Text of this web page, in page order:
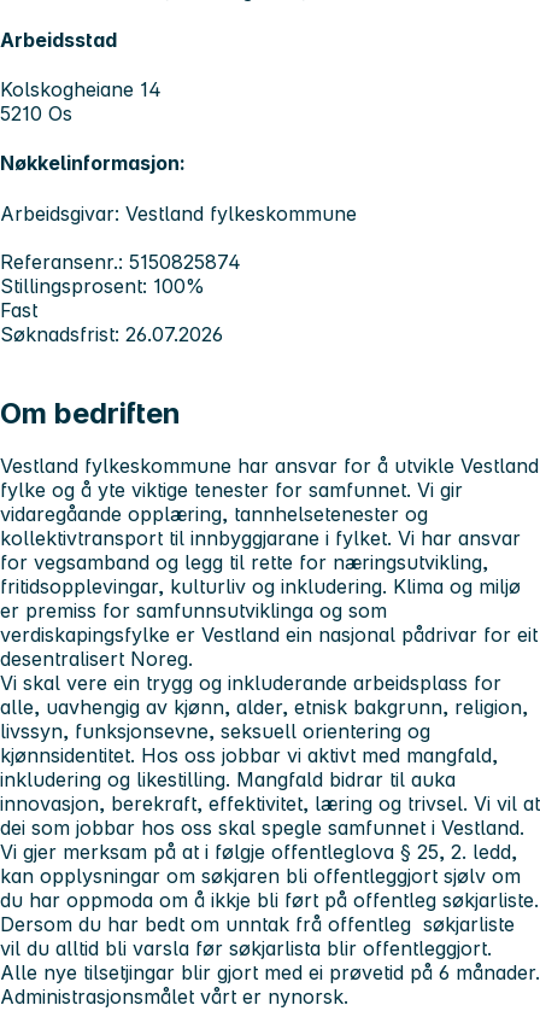
Arbeidsstad
Kolskogheiane 14
5210 Os
Nøkkelinformasjon:
Arbeidsgivar: Vestland fylkeskommune
Referansenr.: 5150825874
Stillingsprosent: 100%
Fast
Søknadsfrist: 26.07.2026
Om bedriften
Vestland fylkeskommune har ansvar for å utvikle Vestland
fylke og å yte viktige tenester for samfunnet. Vi gir
vidaregåande opplæring, tannhelsetenester og
kollektivtransport til innbyggjarane i fylket. Vi har ansvar
for vegsamband og legg til rette for næringsutvikling,
fritidsopplevingar, kulturliv og inkludering. Klima og miljø
er premiss for samfunnsutviklinga og som
verdiskapingsfylke er Vestland ein nasjonal pådrivar for eit
desentralisert Noreg.
Vi skal vere ein trygg og inkluderande arbeidsplass for
alle, uavhengig av kjønn, alder, etnisk bakgrunn, religion,
livssyn, funksjonsevne, seksuell orientering og
kjønnsidentitet. Hos oss jobbar vi aktivt med mangfald,
inkludering og likestilling. Mangfald bidrar til auka
innovasjon, berekraft, effektivitet, læring og trivsel. Vi vil at
dei som jobbar hos oss skal spegle samfunnet i Vestland.
Vi gjer merksam på at i følgje offentleglova § 25, 2. ledd,
kan opplysningar om søkjaren bli offentleggjort sjølv om
du har oppmoda om å ikkje bli ført på offentleg søkjarliste.
Dersom du har bedt om unntak frå offentleg søkjarliste
vil du alltid bli varsla før søkjarlista blir offentleggjort.
Alle nye tilsetjingar blir gjort med ei prøvetid på 6 månader.
Administrasjonsmålet vårt er nynorsk.